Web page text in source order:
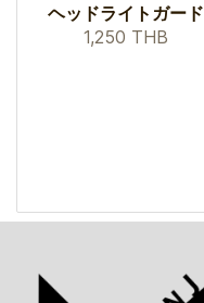
ヘッドライトガード
1,250 THB